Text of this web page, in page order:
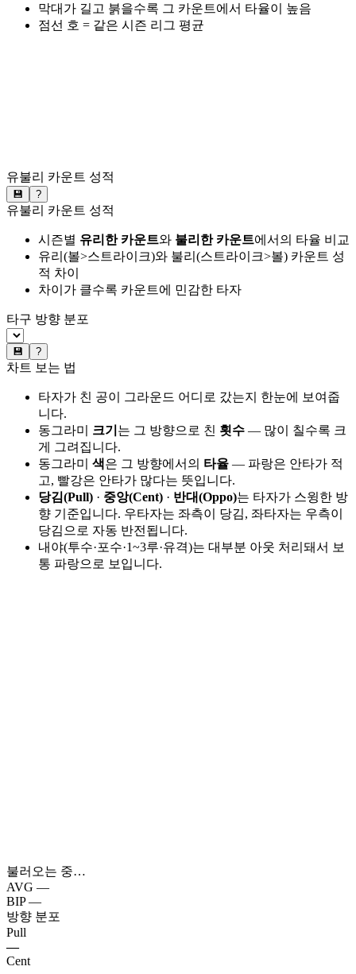
막대가 길고 붉을수록 그 카운트에서 타율이 높음
점선 호 = 같은 시즌 리그 평균
유불리 카운트 성적
💾 ?
유불리 카운트 성적
시즌별 유리한 카운트와 불리한 카운트에서의 타율 비교
유리(볼>스트라이크)와 불리(스트라이크>볼) 카운트 성
적 차이
차이가 클수록 카운트에 민감한 타자
타구 방향 분포
💾 ?
차트 보는 법
타자가 친 공이 그라운드 어디로 갔는지 한눈에 보여줍
니다.
동그라미 크기 는 그 방향으로 친 횟수 — 많이 칠수록 크
게 그려집니다.
동그라미 색은 그 방향에서의 타율 — 파랑은 안타가 적
고, 빨강은 안타가 많다는 뜻입니다.
당김(Pull) · 중앙(Cent) · 반대(Oppo)는 타자가 스윙한 방
향 기준입니다. 우타자는 좌측이 당김, 좌타자는 우측이
당김으로 자동 반전됩니다.
내야(투수·포수·1~3루·유격)는 대부분 아웃 처리돼서 보
통 파랑으로 보입니다.
불러오는 중…
AVG —
BIP —
방향 분포
Pull
—
Cent